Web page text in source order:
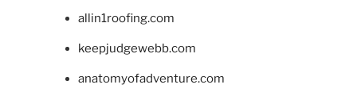
allin1roofing.com
keepjudgewebb.com
anatomyofadventure.com